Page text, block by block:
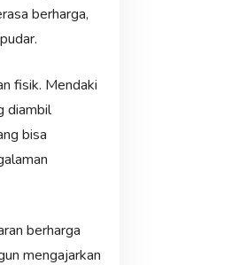
berharga,
fisik. Mendaki
diambil
bisa
berharga
mengajarkan